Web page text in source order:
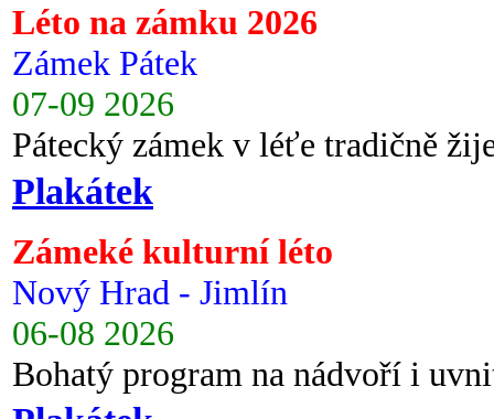
Léto na zámku 2026
Zámek Pátek
07-09 2026
Pátecký zámek v léťe tradičně
Plakátek
Zámeké kulturní léto
Nový Hrad - Jimlín
06-08 2026
Bohatý program na nádvoří i